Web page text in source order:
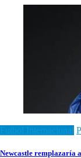
Newcastle remplazaría